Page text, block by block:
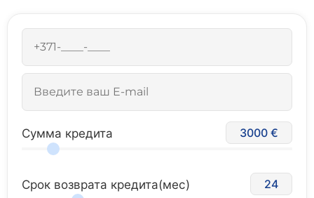
Сумма кредита 3000
Срок возврата кредита(мес) 24